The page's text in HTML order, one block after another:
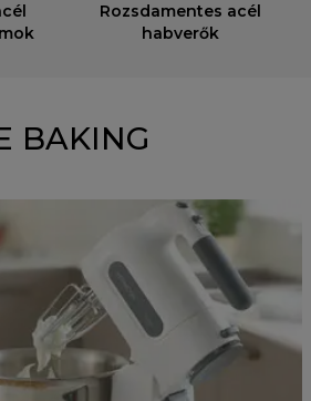
Rozsdamentes acél
habverők
BAKING